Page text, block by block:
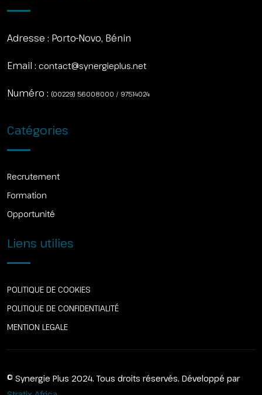
Adresse : Porto-Novo, Bénin
Email : contact@synergieplus.net
Numéro : (00229) 56008000 / 97514024
Catégories
Recrutement
Formation
Opportunité
Liens utilies
POLITIQUE DE COOKIES
POLITIQUE DE CONFIDENTIALITÉ
MENTION LEGALE
© Synergie Plus 2024. Tous droits réservés. Développé par